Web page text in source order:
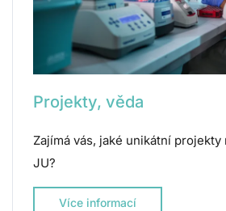
Projekty, věda
Zajímá vás, jaké unikátní projekty
JU?
Více informací